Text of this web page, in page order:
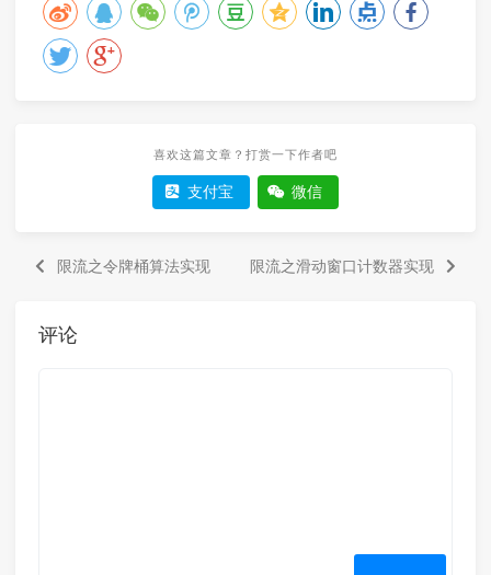
喜欢这篇文章？打赏一下作者吧
支付宝 微信
限流之令牌桶算法实现 限流之滑动窗口计数器实现
评论